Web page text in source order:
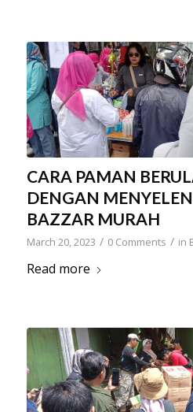
CARA PAMAN
DENGAN
BAZZAR MURAH
March 20, 2023 / 0 Comments / in
Read more